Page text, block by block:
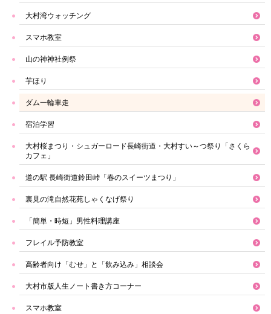
大村湾ウォッチング
スマホ教室
山の神神社例祭
芋ほり
ダム一輪車走
宿泊学習
大村桜まつり・シュガーロード長崎街道・大村すい～つ祭り「さくら
カフェ」
道の駅 長崎街道鈴田峠「春のスイーツまつり」
裏見の滝自然花苑しゃくなげ祭り
「簡単・時短」男性料理講座
フレイル予防教室
高齢者向け「むせ」と「飲み込み」相談会
大村市版人生ノート書き方コーナー
スマホ教室